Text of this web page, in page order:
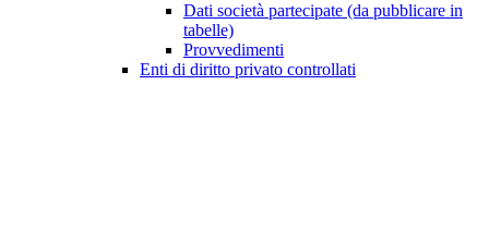
Dati società partecipate (da pubblicare in
tabelle)
Provvedimenti
Enti di diritto privato controllati